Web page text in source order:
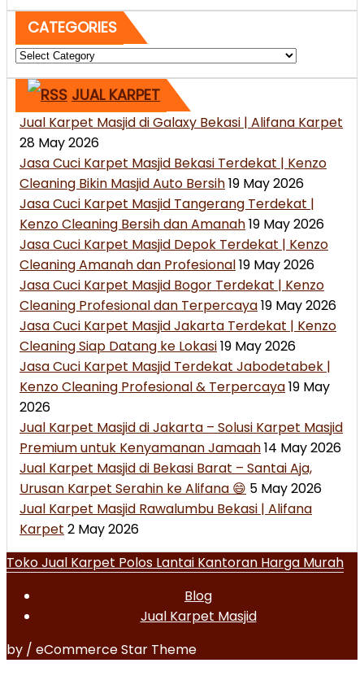
CATEGORIES
Categories
JUAL KARPET
Jual Karpet Masjid di Galaxy Bekasi | Alifana Karpet
28 May 2026
Jasa Cuci Karpet Masjid Bekasi Terdekat | Kenzo
Cleaning Bikin Masjid Auto Bersih19 May 2026
Jasa Cuci Karpet Masjid Tangerang Terdekat |
Kenzo Cleaning Bersih dan Amanah19 May 2026
Jasa Cuci Karpet Masjid Depok Terdekat | Kenzo
Cleaning Amanah dan Profesional19 May 2026
Jasa Cuci Karpet Masjid Bogor Terdekat | Kenzo
Cleaning Profesional dan Terpercaya19 May 2026
Jasa Cuci Karpet Masjid Jakarta Terdekat | Kenzo
Cleaning Siap Datang ke Lokasi19 May 2026
Jasa Cuci Karpet Masjid Terdekat Jabodetabek |
Kenzo Cleaning Profesional & Terpercaya19 May
2026
Jual Karpet Masjid di Jakarta – Solusi Karpet Masjid
Premium untuk Kenyamanan Jamaah14 May 2026
Jual Karpet Masjid di Bekasi Barat – Santai Aja,
Urusan Karpet Serahin ke Alifana 😄 5 May 2026
Jual Karpet Masjid Rawalumbu Bekasi | Alifana
Karpet 2 May 2026
Toko Jual Karpet Polos Lantai Kantoran Harga Murah
Blog
Jual Karpet Masjid
by / eCommerce Star Theme